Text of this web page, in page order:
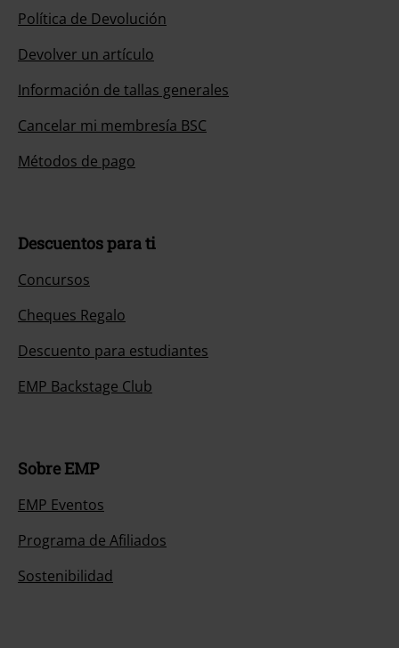
Política de Devolución
Devolver un artículo
Información de tallas generales
Cancelar mi membresía BSC
Métodos de pago
Descuentos para ti
Concursos
Cheques Regalo
Descuento para estudiantes
EMP Backstage Club
Sobre EMP
EMP Eventos
Programa de Afiliados
Sostenibilidad